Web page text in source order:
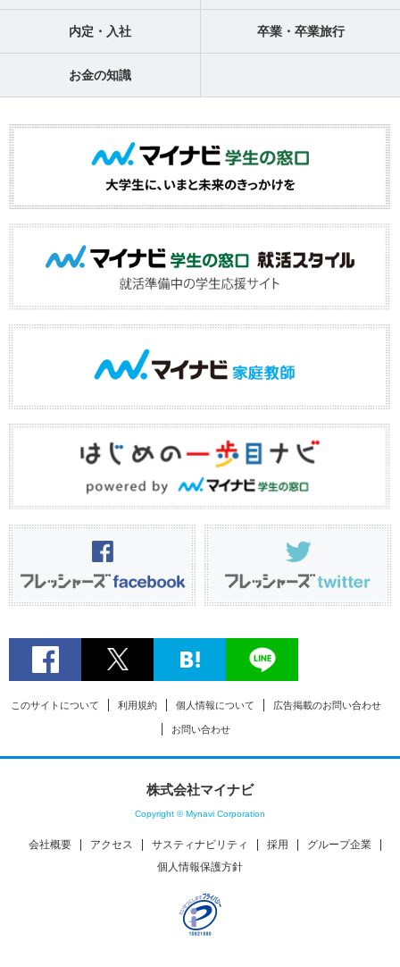
内定・入社 卒業・卒業旅行
お金の知識
このサイトについて 利用規約 個人情報について 広告掲載のお問い合わせ
お問い合わせ
株式会社マイナビ
Copyright © Mynavi Corporation
会社概要 アクセス サスティナビリティ 採用
グループ企業
個人情報保護方針